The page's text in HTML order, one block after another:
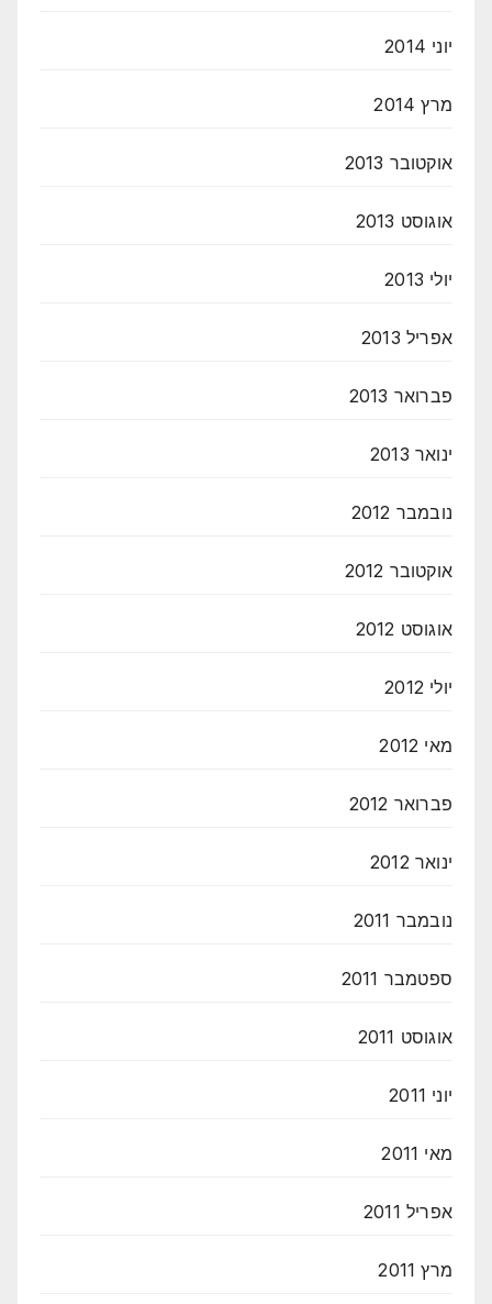
יוני 2014
מרץ 2014
אוקטובר 2013
אוגוסט 2013
יולי 2013
אפריל 2013
פברואר 2013
ינואר 2013
נובמבר 2012
אוקטובר 2012
אוגוסט 2012
יולי 2012
מאי 2012
פברואר 2012
ינואר 2012
נובמבר 2011
ספטמבר 2011
אוגוסט 2011
יוני 2011
מאי 2011
אפריל 2011
מרץ 2011